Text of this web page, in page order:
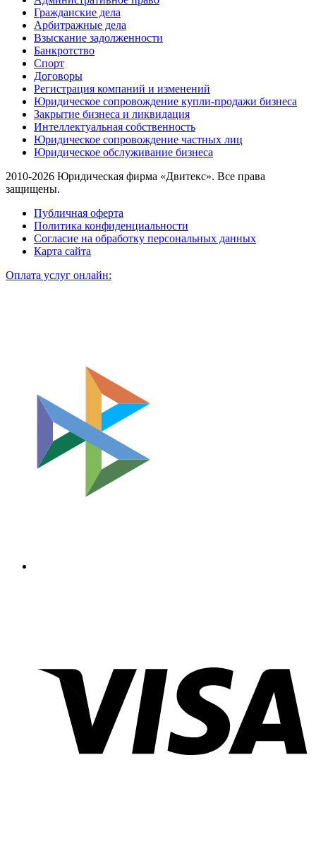
Гражданские дела
Арбитражные дела
Взыскание задолженности
Банкротство
Спорт
Договоры
Регистрация компаний и изменений
Юридическое сопровождение купли-продажи бизнеса
Закрытие бизнеса и ликвидация
Интеллектуальная собственность
Юридическое сопровождение частных лиц
Юридическое обслуживание бизнеса
2010-2026 Юридическая фирма «Двитекс». Все права
защищены.
Публичная оферта
Политика конфиденциальности
Согласие на обработку персональных данных
Карта сайта
Оплата услуг онлайн: